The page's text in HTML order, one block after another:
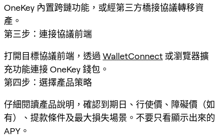
OneKey 內置跨鏈功能，或經第三方橋接協議轉移資
產。
第三步：連接協議前端
打開目標協議前端，透過 WalletConnect 或瀏覽器擴
充功能連接 OneKey 錢包。
第四步：選擇產品策略
仔細閱讀產品說明，確認到期日、行使價、障礙價（如
有）、提款條件及最大損失場景。不要只看顯示出來的
APY。